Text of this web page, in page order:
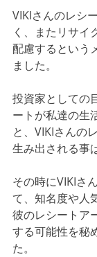
VIKIさんのレシ
く、またリサイ
配慮するという
ました。
投資家としての
ートが私達の生
と、VIKIさんの
生み出される事
その時にVIKIさ
て、知名度や人
彼のレシートア
する可能性を秘
た。